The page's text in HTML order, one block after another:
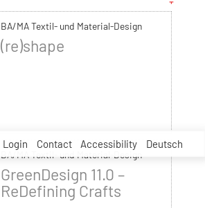
Login Contact Accessibility Deutsch
BA/MA Textil- und Material-Design
(re)shape
BA/MA Textil- und Material-Design
GreenDesign 11.0 –
ReDefining Crafts